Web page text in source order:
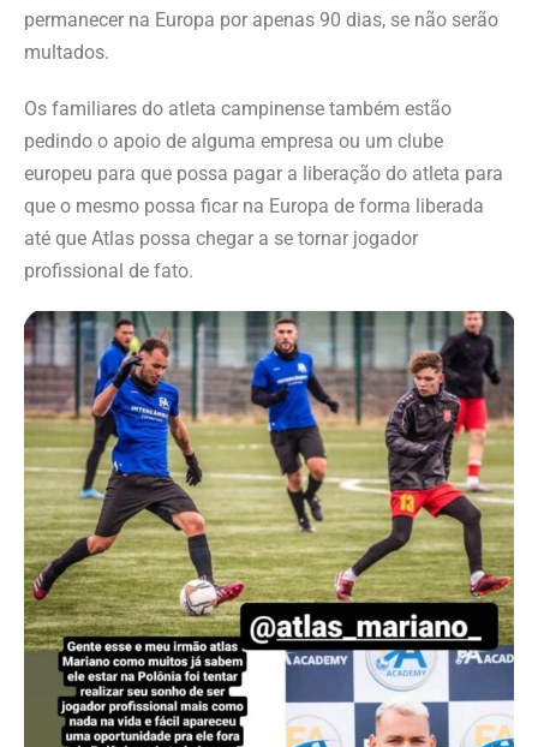
permanecer na Europa por apenas 90 dias, se não serão
multados.
Os familiares do atleta campinense também estão
pedindo o apoio de alguma empresa ou um clube
europeu para que possa pagar a liberação do atleta para
que o mesmo possa ficar na Europa de forma liberada
até que Atlas possa chegar a se tornar jogador
profissional de fato.